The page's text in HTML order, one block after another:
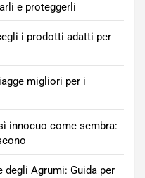
e proteggerli
i prodotti adatti per
migliori per i
innocuo come sembra:
Agrumi: Guida per